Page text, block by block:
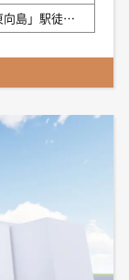
東武スカイツリーライン「東向島」駅徒歩5分 京成押上線「京成曳舟」駅徒歩7分